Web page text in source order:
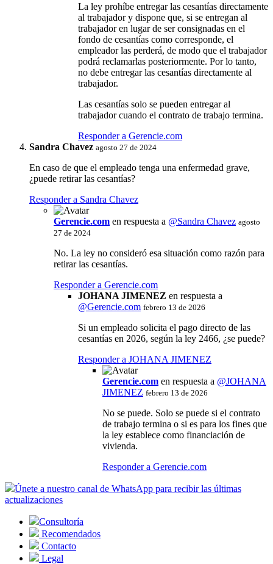
La ley prohíbe entregar las cesantías directamente
al trabajador y dispone que, si se entregan al
trabajador en lugar de ser consignadas en el
fondo de cesantías como corresponde, el
empleador las perderá, de modo que el trabajador
podrá reclamarlas posteriormente. Por lo tanto,
no debe entregar las cesantías directamente al
trabajador.
Las cesantías solo se pueden entregar al
trabajador cuando el contrato de trabajo termina.
Responder a Gerencie.com
Sandra Chavez agosto 27 de 2024
En caso de que el empleado tenga una enfermedad grave,
¿puede retirar las cesantías?
Responder a Sandra Chavez
Gerencie.com en respuesta a @Sandra Chavez agosto
27 de 2024
No. La ley no consideró esa situación como razón para
retirar las cesantías.
Responder a Gerencie.com
JOHANA JIMENEZ en respuesta a
@Gerencie.com febrero 13 de 2026
Si un empleado solicita el pago directo de las
cesantías en 2026, según la ley 2466, ¿se puede?
Responder a JOHANA JIMENEZ
Gerencie.com en respuesta a @JOHANA
JIMENEZ febrero 13 de 2026
No se puede. Solo se puede si el contrato
de trabajo termina o si es para los fines que
la ley establece como financiación de
vivienda.
Responder a Gerencie.com
Únete a nuestro canal de WhatsApp para recibir las últimas
actualizaciones
Consultoría
Recomendados
Contacto
Legal